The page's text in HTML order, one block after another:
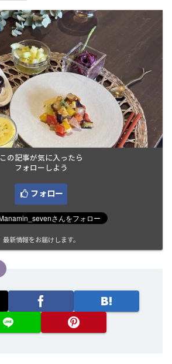
この記事が気に入ったら
フォローしよう
フォロー
最新情報をお届けします。